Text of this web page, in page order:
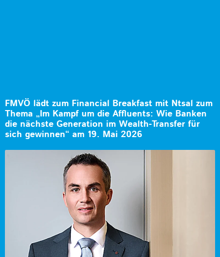
FMVÖ lädt zum Financial Breakfast mit Ntsal zum
Thema „Im Kampf um die Affluents: Wie Banken
die nächste Generation im Wealth-Transfer für
sich gewinnen“ am 19. Mai 2026